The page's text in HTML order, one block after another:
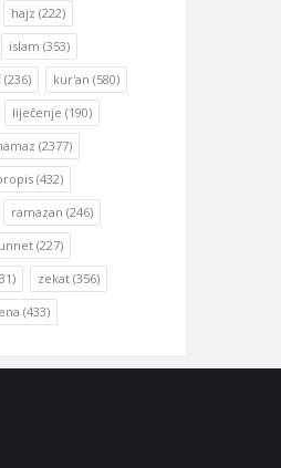
hajz (222)
islam (353)
(236) kur'an (580)
liječenje (190)
(2377)
(432)
ramazan (246)
(227)
zekat (356)
(433)